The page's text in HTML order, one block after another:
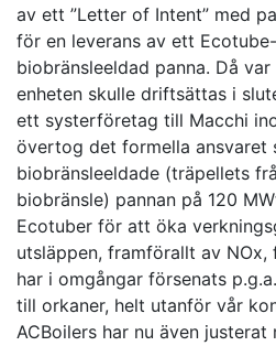
av ett ”Letter of Intent” med
för en leverans av ett
biobränsleeldad panna. Då
enheten skulle driftsättas i
ett systerföretag till Macchi
övertog det formella ansvaret
biobränsleeldade (träpellets
biobränsle) pannan på 120
Ecotuber för att öka
utsläppen, framförallt av NOx,
har i omgångar försenats
till orkaner, helt utanför vår
ACBoilers har nu även